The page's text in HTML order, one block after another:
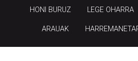
HONI BURUZ LEGE OHARRA
ARAUAK